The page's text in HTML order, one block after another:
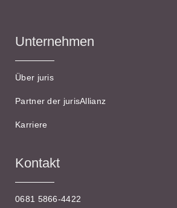
Unternehmen
Über juris
Partner der jurisAllianz
Karriere
Kontakt
0681 5866-4422